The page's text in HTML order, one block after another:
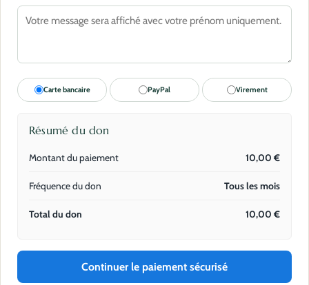
Carte bancaire PayPal Virement
Résumé du don
Montant du paiement 10,00 €
Fréquence du don Tous les mois
Total du don 10,00 €
Continuer le paiement sécurisé